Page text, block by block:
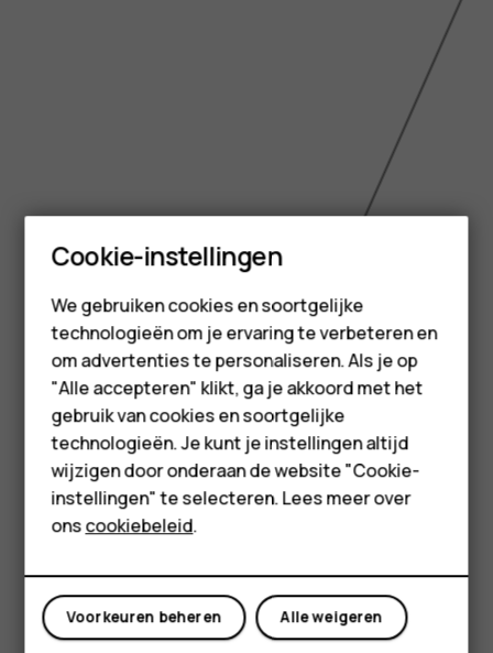
Smartphones
Feature phones
Accessoires
HMD Terra M
Voor bedrijven
Tablets
Shop
Mijn account
6.5 inch
Cookie-instellingen
We gebruiken cookies en soortgelijke
technologieën om je ervaring te verbeteren en
om advertenties te personaliseren. Als je op
"Alle accepteren" klikt, ga je akkoord met het
gebruik van cookies en soortgelijke
technologieën. Je kunt je instellingen altijd
wijzigen door onderaan de website "Cookie-
instellingen" te selecteren. Lees meer over
onscookiebeleid.
Alle weigeren
Voorkeuren beheren